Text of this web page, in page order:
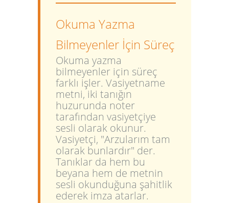
Okuma Yazma
Bilmeyenler İçin Süreç
Okuma yazma
bilmeyenler için süreç
farklı işler. Vasiyetname
metni, iki tanığın
huzurunda noter
tarafından vasiyetçiye
sesli olarak okunur.
Vasiyetçi, "Arzularım tam
olarak bunlardır" der.
Tanıklar da hem bu
beyana hem de metnin
sesli okunduğuna şahitlik
ederek imza atarlar.